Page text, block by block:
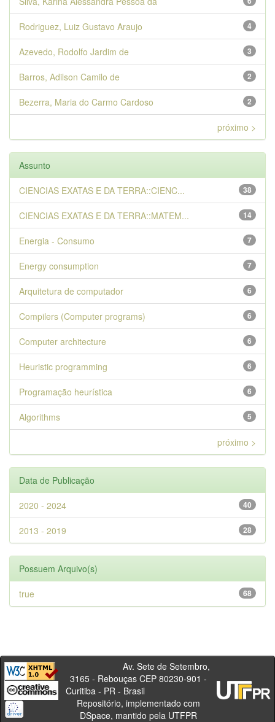
4
Rodriguez, Luiz Gustavo Araujo
3
Azevedo, Rodolfo Jardim de
2
Barros, Adilson Camilo de
2
Bezerra, Maria do Carmo Cardoso
próximo >
Assunto
38
CIENCIAS EXATAS E DA TERRA::CIENC...
14
CIENCIAS EXATAS E DA TERRA::MATEM...
7
Energia - Consumo
7
Energy consumption
6
Arquitetura de computador
6
Compilers (Computer programs)
6
Computer architecture
6
Heuristic programming
6
Programação heurística
5
Algorithms
próximo >
Data de Publicação
40
2020 - 2024
28
2013 - 2019
Possuem Arquivo(s)
68
true
Av. Sete de Setembro,
3165 - Rebouças CEP 80230-901 -
Curitiba - PR - Brasil
Repositório, implementado com
DSpace, mantido pela UTFPR